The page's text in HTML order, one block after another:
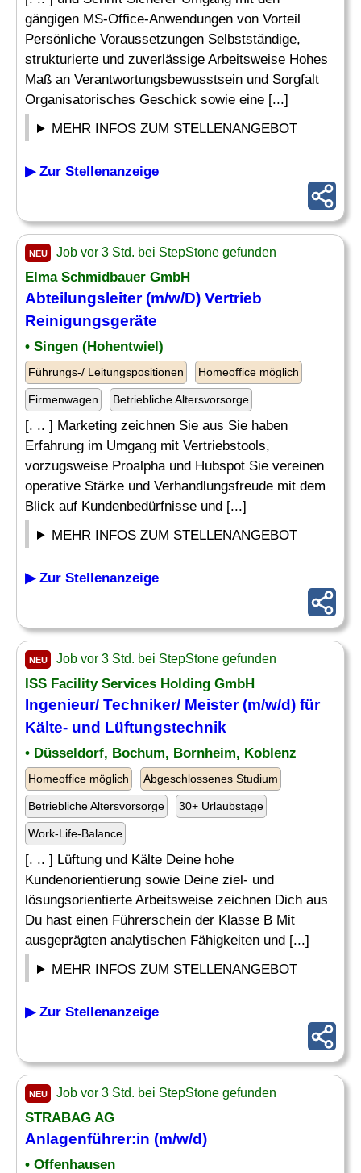
gängigen MS-Office-Anwendungen von Vorteil
Persönliche Voraussetzungen Selbstständige,
strukturierte und zuverlässige Arbeitsweise Hohes
Maß an Verantwortungsbewusstsein und Sorgfalt
Organisatorisches Geschick sowie eine [...]
MEHR INFOS ZUM STELLENANGEBOT
▶ Zur Stellenanzeige
NEU Job vor 3 Std. bei StepStone gefunden
Elma Schmidbauer GmbH
Abteilungsleiter (m/w/D) Vertrieb
Reinigungsgeräte
• Singen (Hohentwiel)
Führungs-/ Leitungspositionen Homeoffice möglich
Firmenwagen Betriebliche Altersvorsorge
[. .. ] Marketing zeichnen Sie aus Sie haben
Erfahrung im Umgang mit Vertriebstools,
vorzugsweise Proalpha und Hubspot Sie vereinen
operative Stärke und Verhandlungsfreude mit dem
Blick auf Kundenbedürfnisse und [...]
MEHR INFOS ZUM STELLENANGEBOT
▶ Zur Stellenanzeige
NEU Job vor 3 Std. bei StepStone gefunden
ISS Facility Services Holding GmbH
Ingenieur/ Techniker/ Meister (m/w/d) für
Kälte- und Lüftungstechnik
• Düsseldorf, Bochum, Bornheim, Koblenz
Homeoffice möglich Abgeschlossenes Studium
Betriebliche Altersvorsorge 30+ Urlaubstage
Work-Life-Balance
[. .. ] Lüftung und Kälte Deine hohe
Kundenorientierung sowie Deine ziel- und
lösungsorientierte Arbeitsweise zeichnen Dich aus
Du hast einen Führerschein der Klasse B Mit
ausgeprägten analytischen Fähigkeiten und [...]
MEHR INFOS ZUM STELLENANGEBOT
▶ Zur Stellenanzeige
NEU Job vor 3 Std. bei StepStone gefunden
STRABAG AG
Anlagenführer:in (m/w/d)
• Offenhausen